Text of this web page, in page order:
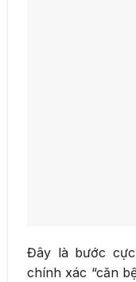
Đây là bước
chính xác “căn